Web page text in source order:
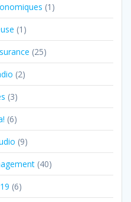
(1)
(1)
(25)
(2)
(3)
(6)
(9)
(40)
(6)